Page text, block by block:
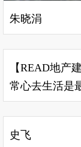
朱晓涓
【READ地产
常心去生活是
史飞